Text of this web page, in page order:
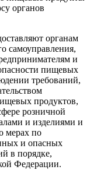
органов
органам
самоуправления,
и
пищевых
требований,
продуктов,
розничной
и изделиями и
мерах по
и опасных
в порядке,
Федерации.